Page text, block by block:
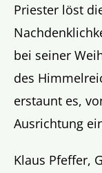
Priester löst
bei seiner
des
erstaunt es,
Ausrichtung
Klaus Pfeffer,